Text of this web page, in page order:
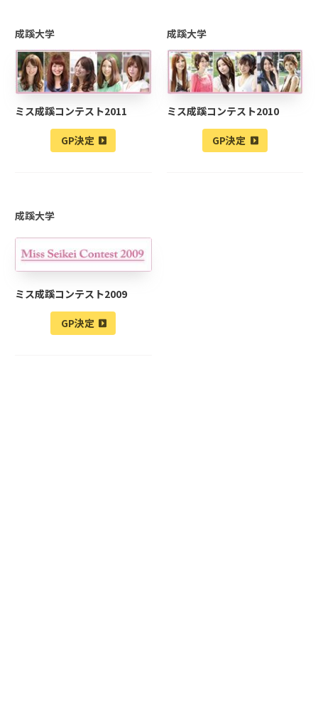
成蹊大学
ミス成蹊コンテスト2011
GP決定
成蹊大学
ミス成蹊コンテスト2010
GP決定
成蹊大学
ミス成蹊コンテスト2009
GP決定